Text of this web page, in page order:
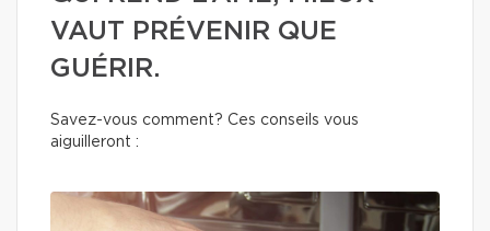
VAUT PRÉVENIR QUE
GUÉRIR.
Savez-vous comment? Ces conseils vous
aiguilleront :